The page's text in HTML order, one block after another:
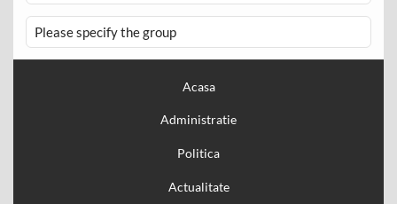
Please specify the group
Acasa
Administratie
Politica
Actualitate